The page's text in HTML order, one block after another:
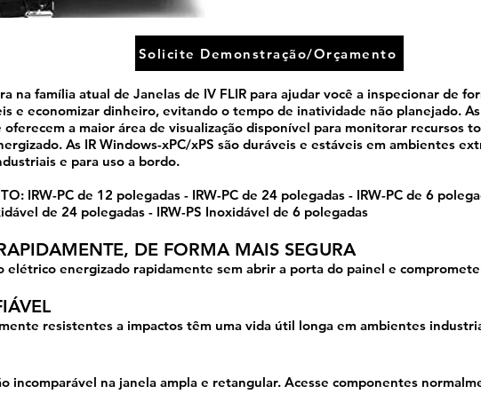
Solicite Demonstração/Orçamento
na família atual de Janelas de IV FLIR para ajudar você a inspecionar de
e economizar dinheiro, evitando o tempo de inatividade não planejado.
a maior área de visualização disponível para monitorar recursos
As IR Windows-xPC/xPS são duráveis e estáveis em ambientes
e para uso a bordo.
IRW-PC de 12 polegadas - IRW-PC de 24 polegadas - IRW-PC de 6
de 24 polegadas - IRW-PS Inoxidável de 6 polegadas
DE FORMA MAIS SEGURA
elétrico energizado rapidamente sem abrir a porta do painel e
resistentes a impactos têm uma vida útil longa em ambientes
incomparável na janela ampla e retangular. Acesse componentes